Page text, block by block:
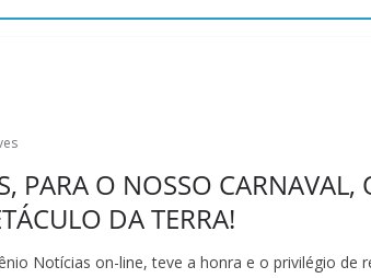
PARA O NOSSO
DA TERRA!
Notícias on-line, teve a honra e o privilégio de